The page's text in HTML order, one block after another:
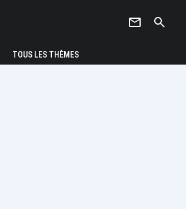
newsletter search
TOUS LES THÈMES